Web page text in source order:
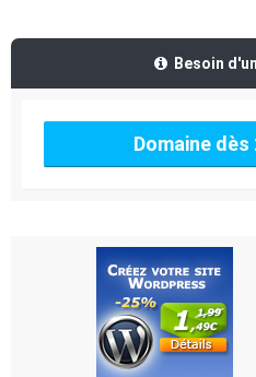
Besoin
Domaine dès